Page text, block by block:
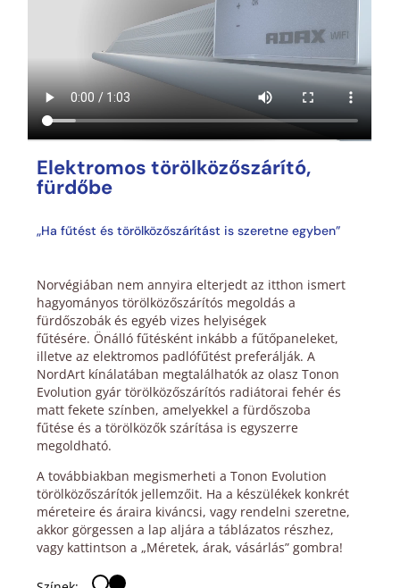
Elektromos törölközőszárító,
fürdőbe
„Ha fűtést és törölközőszárítást is szeretne egyben”
Norvégiában nem annyira elterjedt az itthon ismert
hagyományos törölközőszárítós megoldás a
fürdőszobák és egyéb vizes helyiségek
fűtésére. Önálló fűtésként inkább a fűtőpaneleket,
illetve az elektromos padlófűtést preferálják. A
NordArt kínálatában megtalálhatók az olasz Tonon
Evolution gyár törölközőszárítós radiátorai fehér és
matt fekete színben, amelyekkel a fürdőszoba
fűtése és a törölközők szárítása is egyszerre
megoldható.
A továbbiakban megismerheti a Tonon Evolution
törölközőszárítók jellemzőit. Ha a készülékek konkrét
méreteire és áraira kiváncsi, vagy rendelni szeretne,
akkor görgessen a lap aljára a táblázatos részhez,
vagy kattintson a „Méretek, árak, vásárlás” gombra!